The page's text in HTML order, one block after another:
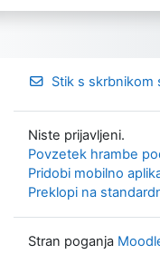
Stik s skrbnikom
Niste prijavljeni.
Povzetek hrambe
Pridobi mobilno
Preklopi na
Stran poganja